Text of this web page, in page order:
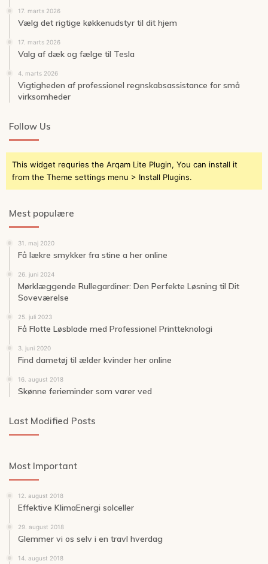
17. marts 2026
Vælg det rigtige køkkenudstyr til dit hjem
17. marts 2026
Valg af dæk og fælge til Tesla
4. marts 2026
Vigtigheden af professionel regnskabsassistance for små
virksomheder
Follow Us
This widget requries the Arqam Lite Plugin, You can install it
from the Theme settings menu > Install Plugins.
Mest populære
31. maj 2020
Få lækre smykker fra stine a her online
26. juni 2024
Mørklæggende Rullegardiner: Den Perfekte Løsning til Dit
Soveværelse
25. juli 2023
Få Flotte Løsblade med Professionel Printteknologi
3. juni 2020
Find dametøj til ælder kvinder her online
16. august 2018
Skønne ferieminder som varer ved
Last Modified Posts
Most Important
12. august 2018
Effektive KlimaEnergi solceller
29. august 2018
Glemmer vi os selv i en travl hverdag
14. august 2018